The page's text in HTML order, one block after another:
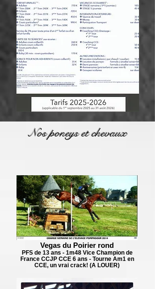
Nos poneys et chevaux
Vegas du Poirier rond
PFS de 13 ans - 1m48 Vice Champion de
France CCJP CCE 6 ans - Tourne Am1 en
CCE, un vrai crack! (A LOUER)